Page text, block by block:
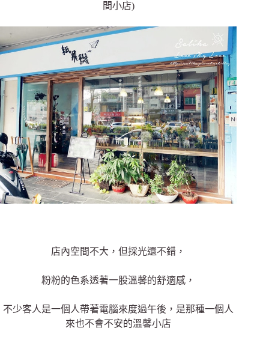
間小店)
店內空間不大，但採光還不錯，
粉粉的色系透著一股溫馨的舒適感，
不少客人是一個人帶著電腦來度過午後，是那種一個人
來也不會不安的溫馨小店